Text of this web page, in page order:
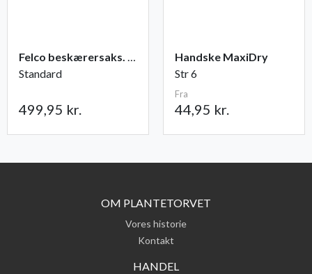
Felco beskærersaks. nr. 2
Standard
499,95 kr.
Handske MaxiDry
Str 6
Fra
44,95 kr.
OM PLANTETORVET
Vores historie
Kontakt
HANDEL